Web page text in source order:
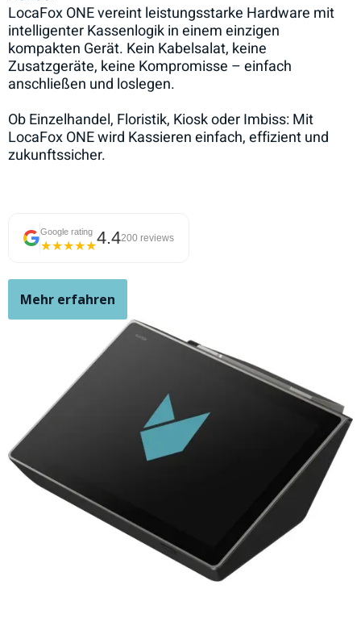
LocaFox ONE vereint leistungsstarke Hardware mit
intelligenter Kassenlogik in einem einzigen
kompakten Gerät. Kein Kabelsalat, keine
Zusatzgeräte, keine Kompromisse – einfach
anschließen und loslegen.
Ob Einzelhandel, Floristik, Kiosk oder Imbiss: Mit
LocaFox ONE wird Kassieren einfach, effizient und
zukunftssicher.
Google rating
★★★★★4.4200 reviews
Mehr erfahren